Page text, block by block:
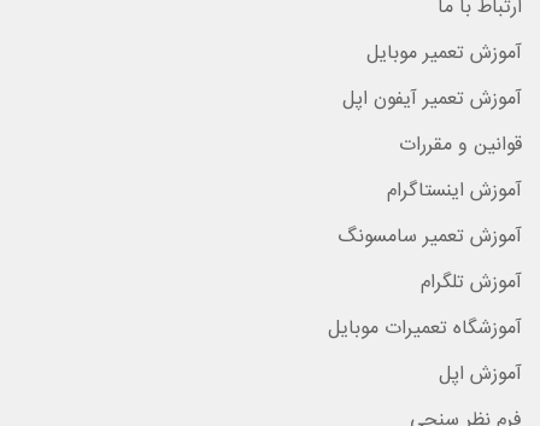
ارتباط با ما
آموزش تعمیر موبایل
آموزش تعمیر آیفون اپل
قوانین و مقررات
آموزش اینستاگرام
آموزش تعمیر سامسونگ
آموزش تلگرام
آموزشگاه تعمیرات موبایل
آموزش اپل